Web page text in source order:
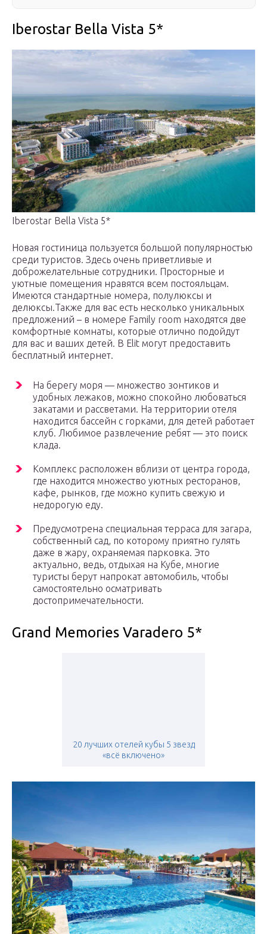
Iberostar Bella Vista 5*
Iberostar Bella Vista 5*
Новая гостиница пользуется большой популярностью
среди туристов. Здесь очень приветливые и
доброжелательные сотрудники. Просторные и
уютные помещения нравятся всем постояльцам.
Имеются стандартные номера, полулюксы и
делюксы.Также для вас есть несколько уникальных
предложений – в номере Family room находятся две
комфортные комнаты, которые отлично подойдут
для вас и ваших детей. В Elit могут предоставить
бесплатный интернет.
На берегу моря — множество зонтиков и
удобных лежаков, можно спокойно любоваться
закатами и рассветами. На территории отеля
находится бассейн с горками, для детей работает
клуб. Любимое развлечение ребят — это поиск
клада.
Комплекс расположен вблизи от центра города,
где находится множество уютных ресторанов,
кафе, рынков, где можно купить свежую и
недорогую еду.
Предусмотрена специальная терраса для загара,
собственный сад, по которому приятно гулять
даже в жару, охраняемая парковка. Это
актуально, ведь, отдыхая на Кубе, многие
туристы берут напрокат автомобиль, чтобы
самостоятельно осматривать
достопримечательности.
Grand Memories Varadero 5*
20 лучших отелей кубы 5 звезд
«всё включено»